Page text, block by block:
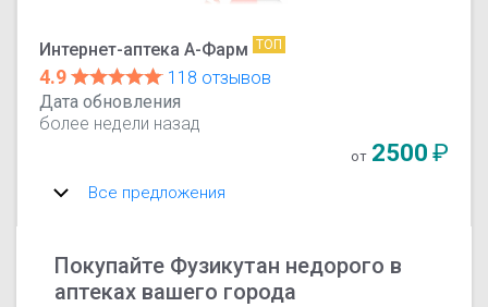
Интернет-аптека А-Фарм ТОП
4.9
118 отзывов
Дата обновления
более недели назад
от 2500₽
Все предложения
Покупайте Фузикутан недорого в
аптеках вашего города